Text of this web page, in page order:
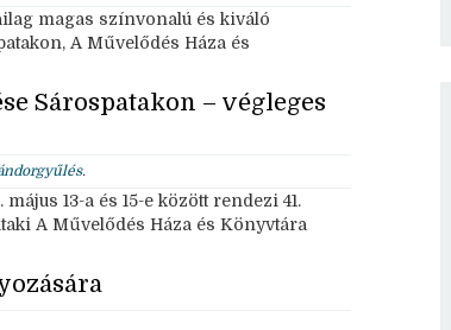
magas színvonalú és kiváló
A Művelődés Háza és
Sárospatakon – végleges
.
13-a és 15-e között rendezi 41.
A Művelődés Háza és Könyvtára